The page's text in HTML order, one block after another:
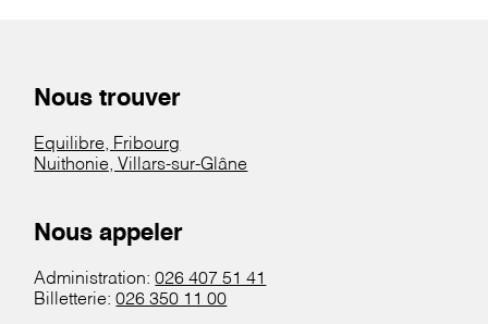
Nous trouver
Equilibre, Fribourg
Nuithonie, Villars-sur-Glâne
Nous appeler
Administration:026 407 51 41
Billetterie:026 350 11 00